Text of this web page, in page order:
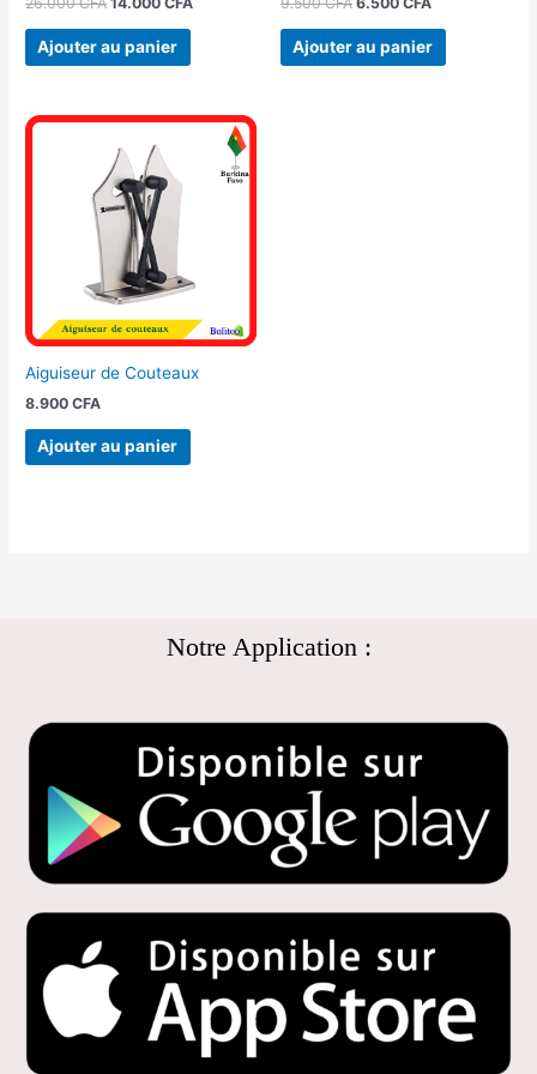
Ajouter au panier Ajouter au panier
Aiguiseur de Couteaux
8.900CFA
Ajouter au panier
Notre Application :